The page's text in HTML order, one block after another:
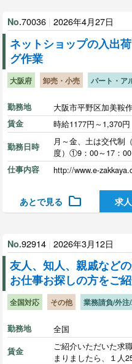
No.70036 2026年4月27日
ネットショップの入出
グ作業
大阪府 卸売・小売 パート・ア
勤務地 大阪市平野区加美鞍
賃金 時給1177円～1,370円
勤務日時
月～金、土は交代制
度）①9：00～17：
仕事内容 http://www.e-
あとで見る folder 求
No.92914 2026年3月12日
友人、知人、親戚など
お仕事お探しの方をご
全国対応 その他 業務請負/外注
勤務地 全国
賃金
ご紹介いただいた求
まりましたら、１人